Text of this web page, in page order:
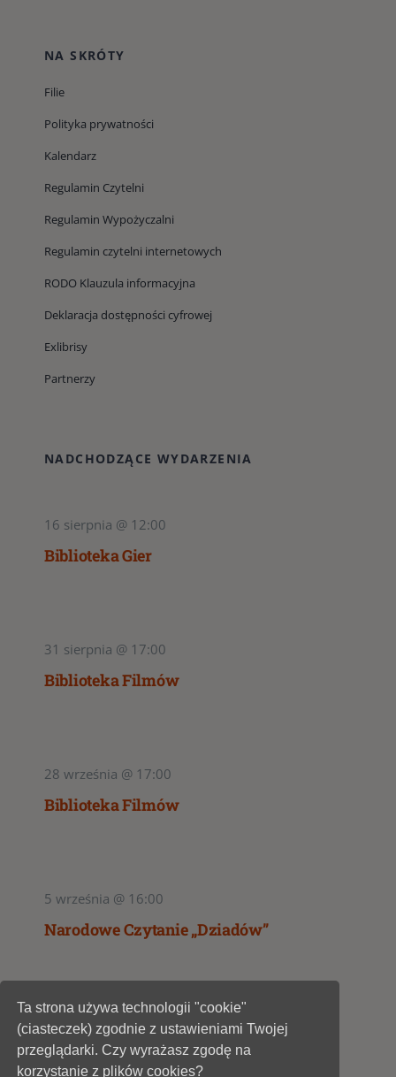
NA SKRÓTY
Filie
Polityka prywatności
Kalendarz
Regulamin Czytelni
Regulamin Wypożyczalni
Regulamin czytelni internetowych
RODO Klauzula informacyjna
Deklaracja dostępności cyfrowej
Exlibrisy
Partnerzy
NADCHODZĄCE WYDARZENIA
16 sierpnia @ 12:00
Biblioteka Gier
31 sierpnia @ 17:00
Biblioteka Filmów
28 września @ 17:00
Biblioteka Filmów
5 września @ 16:00
Narodowe Czytanie „Dziadów”
1
Ta strona używa technologii "cookie"
(ciasteczek) zgodnie z ustawieniami Twojej
przeglądarki. Czy wyrażasz zgodę na
korzystanie z plików cookies?